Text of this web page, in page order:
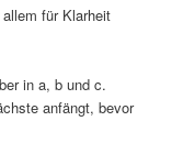
für Klarheit
in a, b und c.
anfängt, bevor